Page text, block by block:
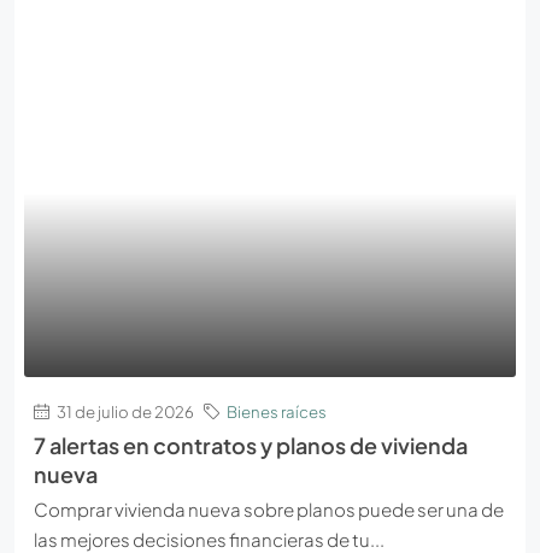
31 de julio de 2026 Bienes raíces
7 alertas en contratos y planos de vivienda
nueva
Comprar vivienda nueva sobre planos puede ser una de
las mejores decisiones financieras de tu...